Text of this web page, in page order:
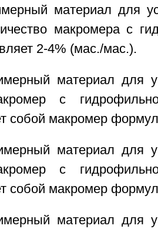
материал для
макромера с
2-4% (мас./мас.).
материал для
с
собой макромер
материал для
с
собой макромер
материал для